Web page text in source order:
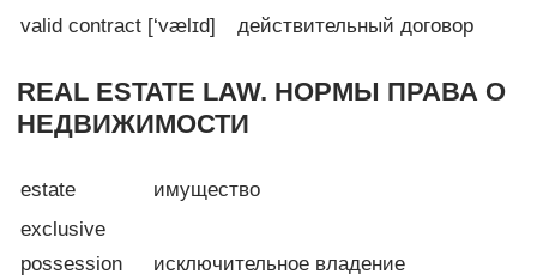
valid contract [‘vælɪd] действительный договор
REAL ESTATE LAW. НОРМЫ ПРАВА О
НЕДВИЖИМОСТИ
estate
имущество
exclusive
possession
исключительное владение